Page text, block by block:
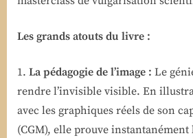
Les grands atouts du livre :
La pédagogie de l’image : Le
rendre l’invisible visible. En
avec les graphiques réels de son
(CGM), elle prouve instantanément